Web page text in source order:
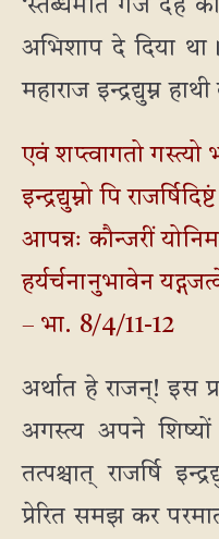
‘स्तब्धमति गज देह
अभिशाप दे दिया
महाराज इन्द्रद्युम्न
एवं शप्त्वागतो
इन्द्रद्युम्नो पि
आपन्नः कौन्जरीं
हर्यर्चनानुभावेन
– भा. 8/4/11-12
अर्थात हे राजन्! इस
अगस्त्य अपने
तत्पश्चात् राजर्षि
प्रेरित समझ कर